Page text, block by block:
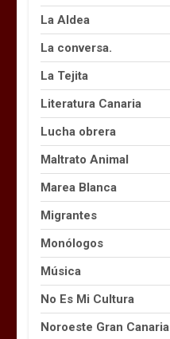
La Aldea
La conversa.
La Tejita
Literatura Canaria
Lucha obrera
Maltrato Animal
Marea Blanca
Migrantes
Monólogos
Música
No Es Mi Cultura
Noroeste Gran Canaria